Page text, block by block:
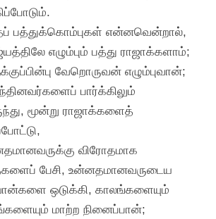
பத்துக்கொம்புகள் என்னவென்றால்,
எழும்பும் பத்து ராஜாக்களாம்;
வேறொருவன் எழும்புவான்;
பார்க்கிலும்
மூன்று ராஜாக்களைத்
விரோதமாக
பேசி, உன்னதமானவருடைய
ஒடுக்கி, காலங்களையும்
மாற்ற நினைப்பான்;